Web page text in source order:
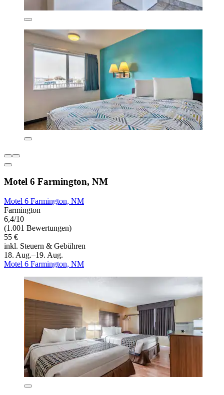
Motel 6 Farmington, NM
Motel 6 Farmington, NM
Farmington
6,4/10
(1.001 Bewertungen)
55 €
inkl. Steuern & Gebühren
18. Aug.–19. Aug.
Motel 6 Farmington, NM